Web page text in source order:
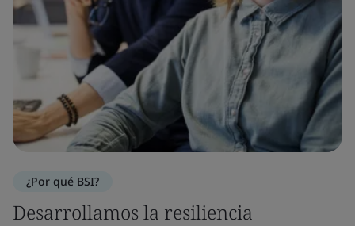
¿Por qué BSI?
Desarrollamos la resiliencia